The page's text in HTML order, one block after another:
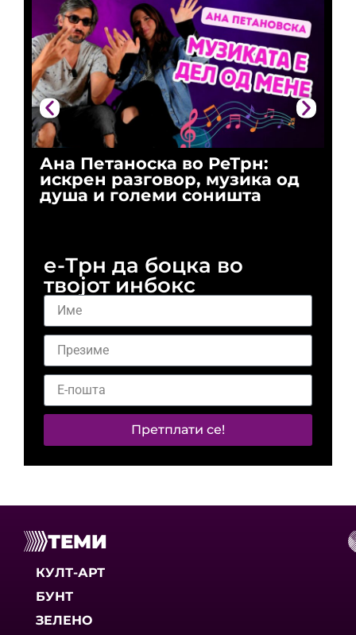
Ана Петаноска во РеТрн:
искрен разговор, музика од
душа и големи соништа
е-Трн да боцка во
твојот инбокс
Претплати се!
ТЕМИ
КУЛТ-АРТ
БУНТ
ЗЕЛЕНО